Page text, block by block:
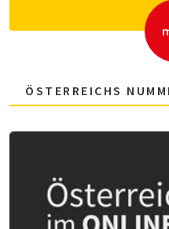
ÖSTERREICHS